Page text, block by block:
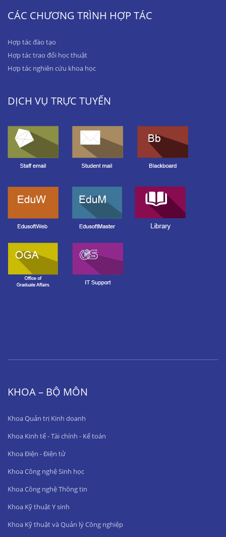
CÁC CHƯƠNG TRÌNH HỢP TÁC
Hợp tác đào tạo
Hợp tác trao đổi học thuật
Hợp tác nghiên cứu khoa học
DỊCH VỤ TRỰC TUYẾN
KHOA – BỘ MÔN
Khoa Quản trị Kinh doanh
Khoa Kinh tế - Tài chính - Kế toán
Khoa Điện - Điện tử
Khoa Công nghệ Sinh học
Khoa Công nghệ Thông tin
Khoa Kỹ thuật Y sinh
Khoa Kỹ thuật và Quản lý Công nghiệp